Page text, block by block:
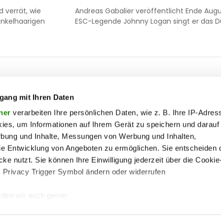
mit Ihren Daten
verarbeiten Ihre persönlichen Daten, wie z. B. Ihre IP-
um Informationen auf Ihrem Gerät zu speichern und
und Inhalte, Messungen von Werbung und Inhalten,
Entwicklung von Angeboten zu ermöglichen. Sie entscheiden
nutzt. Sie können Ihre Einwilligung jederzeit über die
Trigger Symbol ändern oder widerrufen
wir auch gerne:
verrät, wie
Andreas Gabalier veröffentlicht Ende
ESC-Legende Johnny Logan singt er das
politik
reise
society
sport
unterhaltung
wohnen